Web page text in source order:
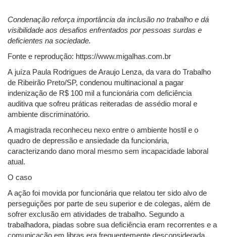
Condenação reforça importância da inclusão no trabalho e dá
visibilidade aos desafios enfrentados por pessoas surdas e
deficientes na sociedade.
Fonte e reprodução: https://www.migalhas.com.br
A juíza Paula Rodrigues de Araujo Lenza, da vara do Trabalho
de Ribeirão Preto/SP, condenou multinacional a pagar
indenização de R$ 100 mil a funcionária com deficiência
auditiva que sofreu práticas reiteradas de assédio moral e
ambiente discriminatório.
A magistrada reconheceu nexo entre o ambiente hostil e o
quadro de depressão e ansiedade da funcionária,
caracterizando dano moral mesmo sem incapacidade laboral
atual.
O caso
A ação foi movida por funcionária que relatou ter sido alvo de
perseguições por parte de seu superior e de colegas, além de
sofrer exclusão em atividades de trabalho. Segundo a
trabalhadora, piadas sobre sua deficiência eram recorrentes e a